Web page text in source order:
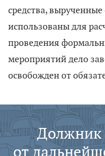
средства,
использованы для
проведения
мероприятий дело
освобожден от
Должник
от